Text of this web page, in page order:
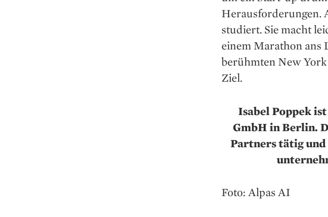
Herausforderungen.
studiert. Sie macht
einem Marathon ans
berühmten New
Ziel.
Isabel Poppek
GmbH in Berlin.
Partners tätig
Foto: Alpas AI